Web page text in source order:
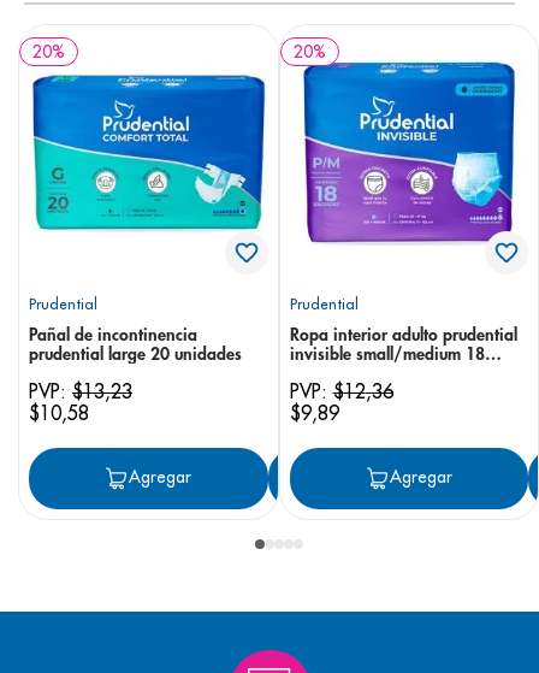
20%
Prudential
Pañal de incontinencia
prudential large 20 unidades
PVP: $13,23
$10,58
Agregar Agregar
20%
Prudential
Ropa interior adulto prudential
invisible small/medium 18
PVP:$12,36
$9,89
Agregar